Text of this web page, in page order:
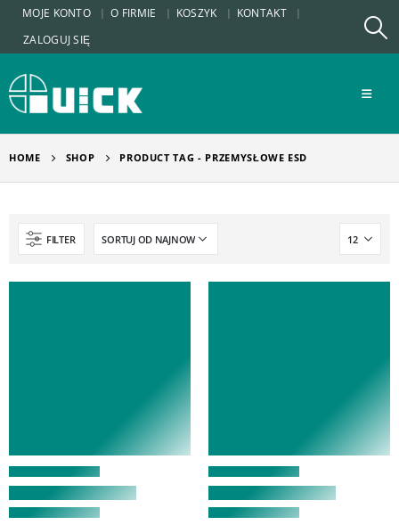
MOJE KONTO O FIRMIE KOSZYK
KONTAKT
ZALOGUJ SIĘ
HOME SHOP PRODUCT TAG - PRZEMYSŁOWE ESD
FILTER